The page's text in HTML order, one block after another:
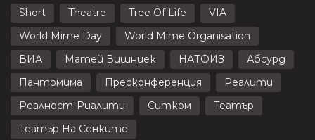
Short
Theatre Tree Of Life
VIA
World Mime Day
World Mime Organisation
ВИА
Матей Вишниек НАТФИЗ
Абсурд
Пантомима
Пресконференция
Реалити
Реалност-Риалити
Ситком
Театър
Театър На Сенките